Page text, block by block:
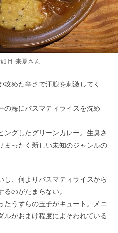
如月 来夏さん
攻めた辛さで汗腺を刺激してく
の海にバスマティライスを沈め
ングしたグリーンカレー。生臭さ
まったく新しい未知のジャンルの
し、何よりバスマティライスから
のがたまらない。
たうずらの玉子がキュート。メニ
ルがおまけ程度によそわれている